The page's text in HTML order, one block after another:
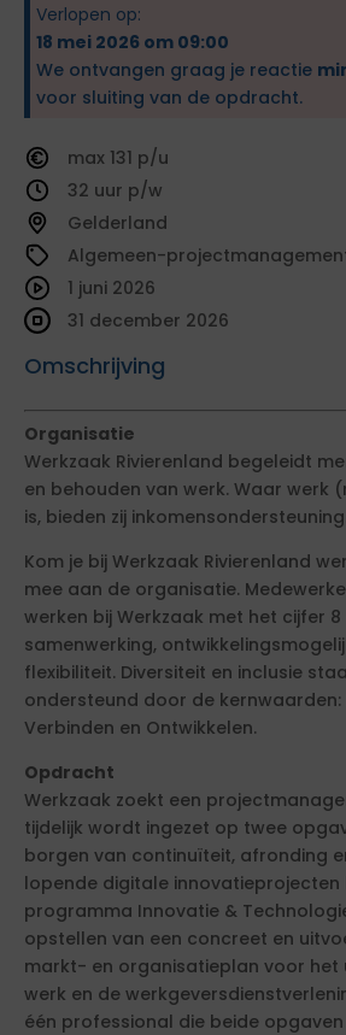
Verlopen op:
18 mei 2026 om 09:00
We ontvangen graag je reactie
voor sluiting van de opdracht.
131
32
Gelderland
Algemeen-
Omschrijving
1 juni 2026
31 december 2026
Organisatie
Werkzaak Rivierenland begeleidt
en behouden van werk. Waar werk
is, bieden zij inkomensondersteuning.
Kom je bij Werkzaak Rivierenland
mee aan de organisatie.
werken bij Werkzaak met het cijfer
samenwerking,
flexibiliteit. Diversiteit en inclusie
ondersteund door de kernwaarden:
Verbinden en Ontwikkelen.
Opdracht
Werkzaak zoekt een
tijdelijk wordt ingezet op twee
borgen van continuïteit, afronding
lopende digitale innovatieprojecten
programma Innovatie &
opstellen van een concreet en
markt- en organisatieplan voor het
werk en de
één professional die beide